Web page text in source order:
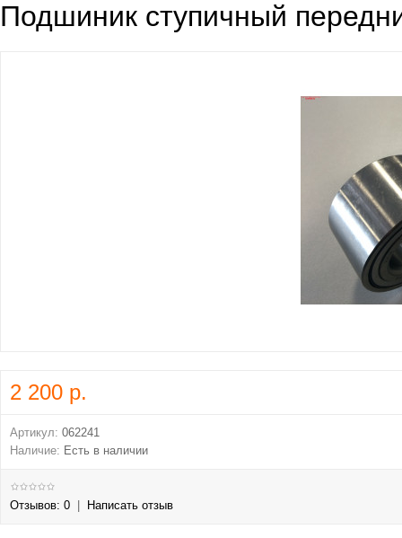
Подшиник ступичный
2 200 р.
Артикул: 062241
Наличие: Есть в наличии
Отзывов: 0 Написать отзыв